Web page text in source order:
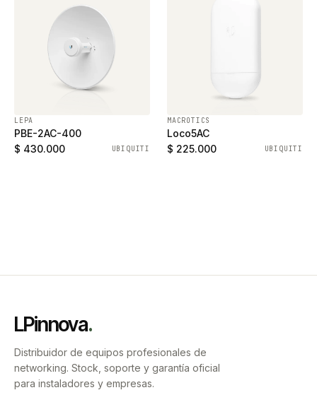
LEPA
PBE-2AC-400
$ 430.000
UBIQUITI
MACROTICS
Loco5AC
$ 225.000
UBIQUITI
LPinnova.
Distribuidor de equipos profesionales de
networking. Stock, soporte y garantía oficial
para instaladores y empresas.